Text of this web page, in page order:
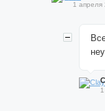
1 апреля